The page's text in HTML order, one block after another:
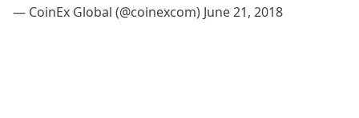
— CoinEx Global (@coinexcom) June 21, 2018